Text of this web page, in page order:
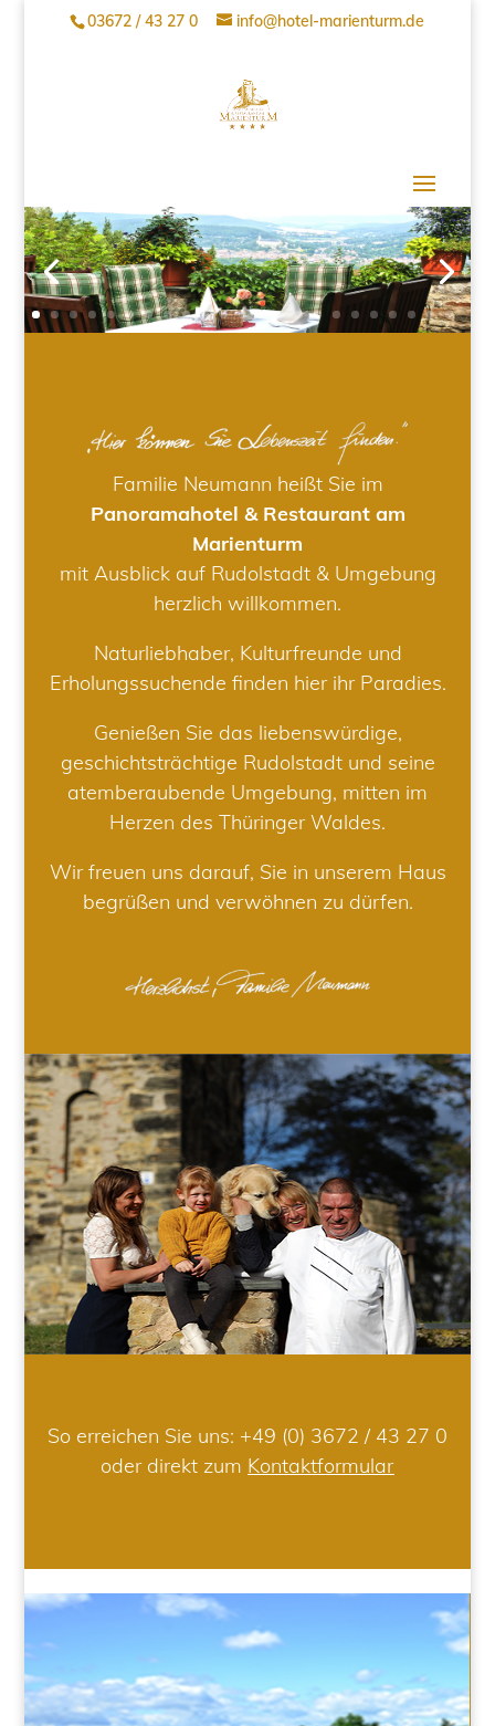
03672 / 43 27 0 info@hotel-marienturm.de
Familie Neumann heißt Sie im
Panoramahotel & Restaurant am
Marienturm
mit Ausblick auf Rudolstadt & Umgebung
herzlich willkommen.
Naturliebhaber, Kulturfreunde und
Erholungssuchende finden hier ihr Paradies.
Genießen Sie das liebenswürdige,
geschichtsträchtige Rudolstadt und seine
atemberaubende Umgebung, mitten im
Herzen des Thüringer Waldes.
Wir freuen uns darauf, Sie in unserem Haus
begrüßen und verwöhnen zu dürfen.
So erreichen Sie uns: +49 (0) 3672 / 43 27 0
oder direkt zum Kontaktformular